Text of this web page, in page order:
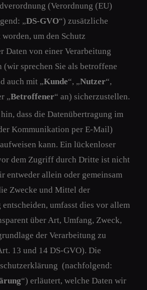
(Verordnung (EU)
„DS-GVO“) zusätzliche
um den Schutz
Daten von einer Verarbeitung
(wir sprechen Sie als betroffene
auch mit „Kunde“, „Nutzer“,
„Betroffener“ an) sicherzustellen.
dass die Datenübertragung im
Kommunikation per E-Mail)
kann. Ein lückenloser
dem Zugriff durch Dritte ist nicht
entweder allein oder gemeinsam
Zwecke und Mittel der
umfasst dies vor allem
über Art, Umfang, Zweck,
der Verarbeitung zu
13 und 14 DS-GVO). Die
(nachfolgend:
“) erläutert, welche Daten wir